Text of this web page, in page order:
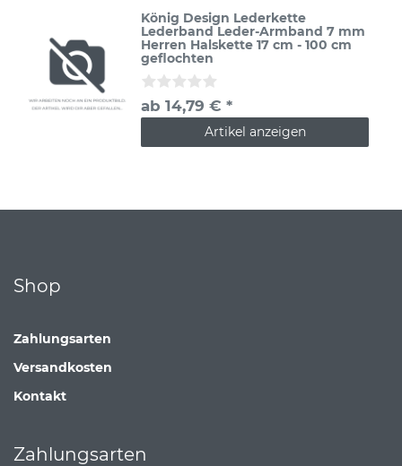
König Design Lederkette
Lederband Leder-Armband 7 mm
Herren Halskette 17 cm - 100 cm
geflochten
ab 14,79 € *
Artikel anzeigen
Shop
Zahlungsarten
Versandkosten
Kontakt
Zahlungsarten